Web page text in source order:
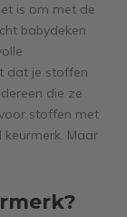
is om met de
babydeken
dat je stoffen
die ze
stoffen met
keurmerk. Maar